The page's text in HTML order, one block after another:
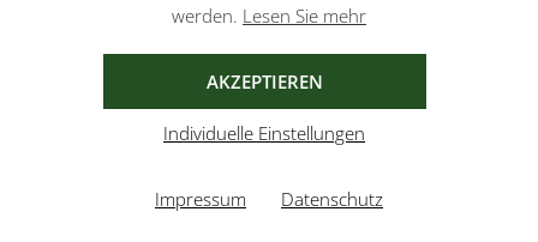
werden. Lesen Sie mehr
AKZEPTIEREN
Individuelle Einstellungen
Impressum Datenschutz